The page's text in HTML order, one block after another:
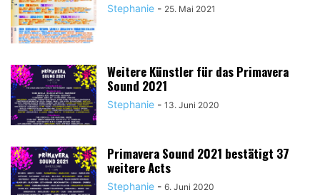
Stephanie - 25. Mai 2021
Weitere Künstler für das Primavera
Sound 2021
Stephanie - 13. Juni 2020
Primavera Sound 2021 bestätigt 37
weitere Acts
Stephanie - 6. Juni 2020